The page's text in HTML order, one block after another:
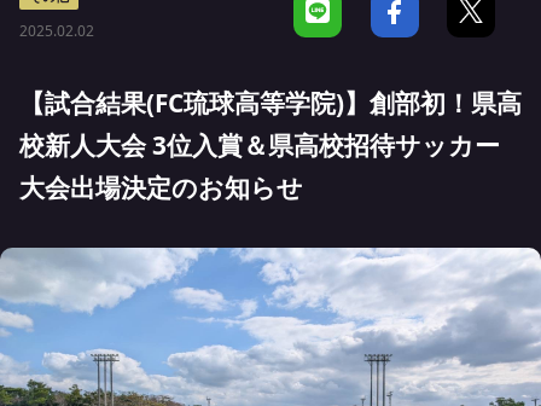
2025.02.02
【試合結果(FC琉球高等学院)】創部初！県高
校新人大会 3位入賞＆県高校招待サッカー
大会出場決定のお知らせ